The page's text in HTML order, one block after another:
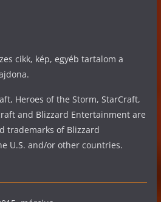
cikk, kép, egyéb tartalom a
Heroes of the Storm, StarCraft,
and Blizzard Entertainment are
trademarks of Blizzard
U.S. and/or other countries.